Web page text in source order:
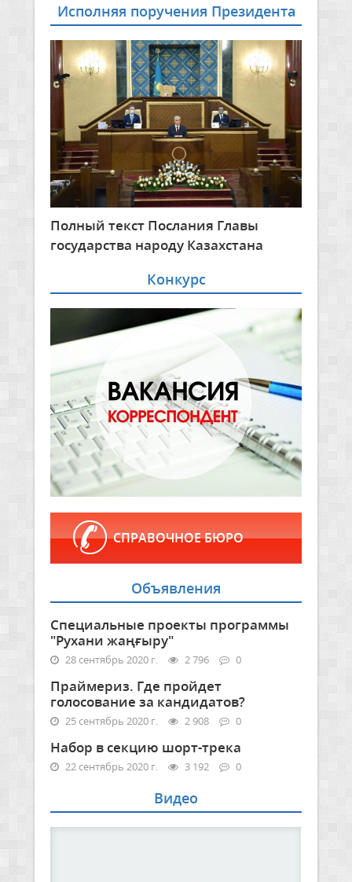
Исполняя поручения Президента
Полный текст Послания Главы
государства народу Казахстана
Конкурс
СПРАВОЧНОЕ БЮРО
Объявления
Специальные проекты программы
"Рухани жаңғыру"
28 сентябрь 2020 г. 2 796 0
Праймериз. Где пройдет
голосование за кандидатов?
25 сентябрь 2020 г. 2 908 0
Набор в секцию шорт-трека
22 сентябрь 2020 г. 3 192 0
Видео